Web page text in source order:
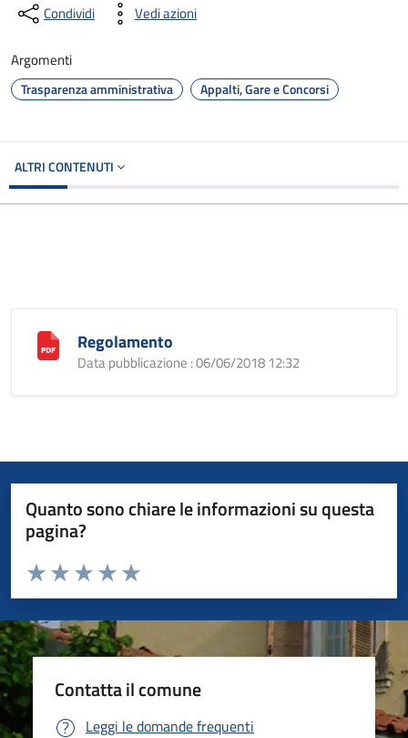
Condividi Vedi azioni
Argomenti
Trasparenza amministrativa Appalti, Gare e Concorsi
ALTRI CONTENUTI
Regolamento
Data pubblicazione : 06/06/2018 12:32
Quanto sono chiare le informazioni su questa
pagina?
Valuta da 1 a 5 stelle la pagina
Valuta 5 stelle su 5
Valuta 4 stelle su 5
Valuta 3 stelle su 5
Valuta 2 stelle su 5
Valuta 1 stelle su 5
Contatta il comune
Leggi le domande frequenti